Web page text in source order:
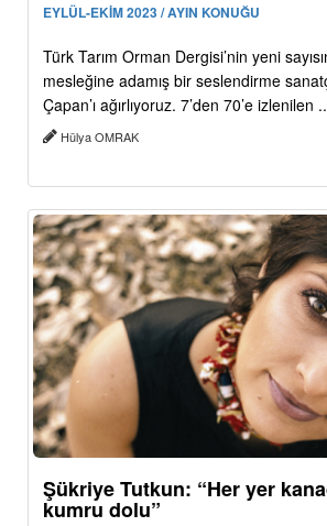
EYLÜL-EKİM 2023 / AYIN KONUĞU
Türk Tarım Orman Dergisi’nin yeni
mesleğine adamış bir seslendirme
Çapan’ı ağırlıyoruz. 7’den 70’e izlenilen
Hülya OMRAK
Şükriye Tutkun: “Her yer
kumru dolu”